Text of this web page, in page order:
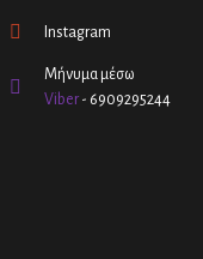
Instagram
Μήνυμα μέσω
Viber - 6909295244